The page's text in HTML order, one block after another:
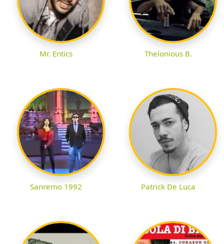
Mr. Entics Thelonious B.
Sanremo 1992 Patrick De Luca